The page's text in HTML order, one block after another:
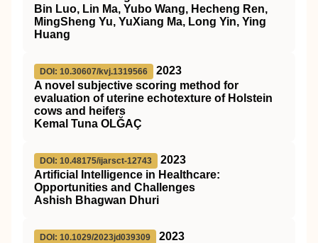
Bin Luo, Lin Ma, Yubo Wang, Hecheng Ren,
MingSheng Yu, YuXiang Ma, Long Yin, Ying
Huang
DOI: 10.30607/kvj.1319566
2023
A novel subjective scoring method for
evaluation of uterine echotexture of Holstein
cows and heifers
Kemal Tuna OLĞAÇ
DOI: 10.48175/ijarsct-12743
2023
Artificial Intelligence in Healthcare:
Opportunities and Challenges
Ashish Bhagwan Dhuri
DOI: 10.1029/2023jd039309
2023